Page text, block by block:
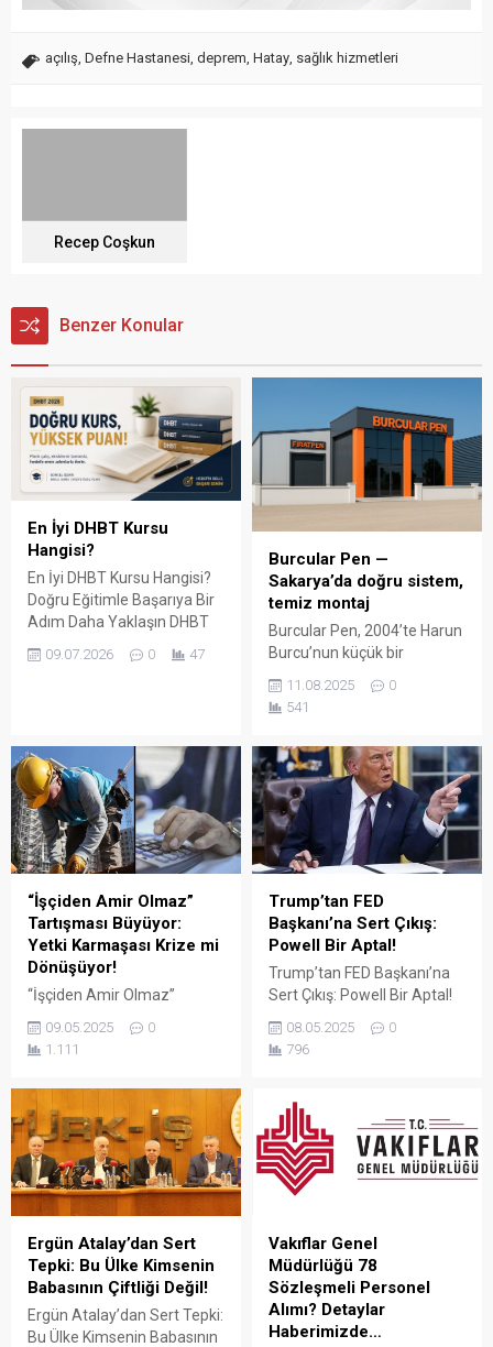
açılış Defne Hastanesi deprem Hatay sağlık hizmetleri
Recep Coşkun
Benzer Konular
En İyi DHBT Kursu
Hangisi?
En İyi DHBT Kursu Hangisi?
Doğru Eğitimle Başarıya Bir
Adım Daha Yaklaşın DHBT
Testi), Diyanet İşleri
Her yıl binlerce aday bu
sınavda yüksek puan
alabilmek için farklı eğitim
kaynaklarına yöneliyor.
Ancak en sık sorulan
sorulardan...
09.07.2026 0 47
Burcular Pen —
Sakarya’da doğru sistem,
temiz montaj
Burcular Pen, 2004’te Harun
Burcu’nun küçük bir
başladı; bugün Serdivan’daki
147 m² showroomu ve 750
Sakarya ve çevre ilçelerde
PVC doğrama, cam balkon,
kış bahçesi, panjur ve
küpeşte çözümlerini tek çatı
altında sunuyor. Fıratpen
kurumsal bayiliği ile çalışıyor
olmamız; profil kalitesi,
aksesuar standardı...
11.08.2025
0
541
“İşçiden Amir Olmaz”
Tartışması Büyüyor:
Yetki Karmaşası Krize mi
Dönüşüyor!
“İşçiden Amir Olmaz”
Karmaşası Krize mi
Dönüşüyor! Türkiye’de kamu
yeni bir boyuta taşındı. Türk-
İş Genel Başkanı Ergün
Atalay’ın son açıklamaları,
bazı memur sendikalarının
kamu işçilerine yönelik
yaklaşımlarını gözler önüne
serdi. Atalay, bazı memur
sendikalarının
başvurarak “İşçiden amir
09.05.2025
0
1.111
Trump’tan FED
Başkanı’na Sert Çıkış:
Powell Bir Aptal!
Trump’tan FED Başkanı’na
Sert Çıkış: Powell Bir Aptal!
Trump, Amerikan Merkez
Bankası (FED) Başkanı
oranlarını sabit tutma
kararına sert tepki gösterdi.
Sosyal medya platformu
Truth Social üzerinden
yaptığı açıklamada Trump,
hiçbir fikri yok. Onun dışında
kendisini çok seviyorum!”...
08.05.2025
0
796
Ergün Atalay’dan Sert
Tepki: Bu Ülke Kimsenin
Babasının Çiftliği Değil!
Ergün Atalay’dan Sert Tepki:
Bu Ülke Kimsenin Babasının
Vakıflar Genel
Müdürlüğü 78
Sözleşmeli Personel
Alımı? Detaylar
Haberimizde…